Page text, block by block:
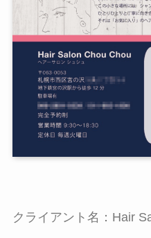
クライアント名：Hair